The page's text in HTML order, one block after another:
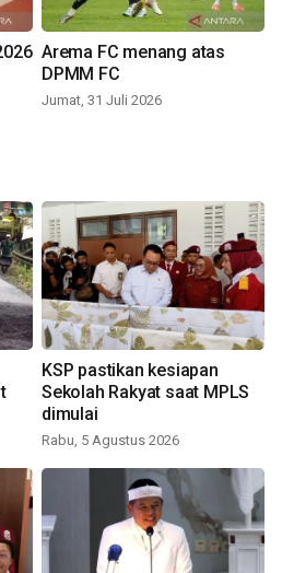
Arema FC menang atas
DPMM FC
Jumat, 31 Juli 2026
KSP pastikan kesiapan
Sekolah Rakyat saat MPLS
dimulai
Rabu, 5 Agustus 2026